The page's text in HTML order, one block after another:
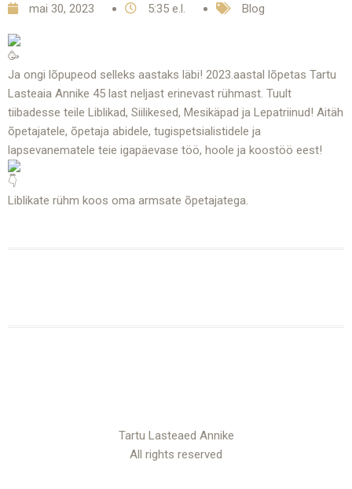
mai 30, 2023 5:35 e.l. Blog
Ja ongi lõpupeod selleks aastaks läbi! 2023.aastal lõpetas Tartu
Lasteaia Annike 45 last neljast erinevast rühmast. Tuult
tiibadesse teile Liblikad, Siilikesed, Mesikäpad ja Lepatriinud! Aitäh
õpetajatele, õpetaja abidele, tugispetsialistidele ja
lapsevanematele teie igapäevase töö, hoole ja koostöö eest!
Liblikate rühm koos oma armsate õpetajatega.
Tartu Lasteaed Annike
All rights reserved